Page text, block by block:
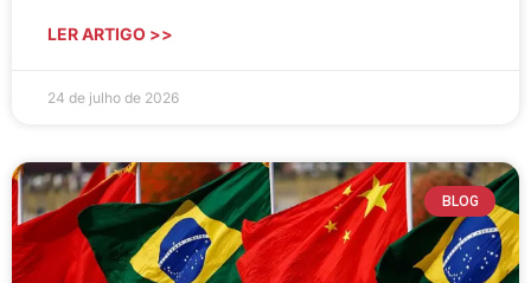
LER ARTIGO >>
24 de julho de 2026
BLOG